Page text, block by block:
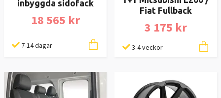
inbyggda sidofack
18 565 kr
7-14 dagar
Fiat Fullback
3 175 kr
3-4 veckor